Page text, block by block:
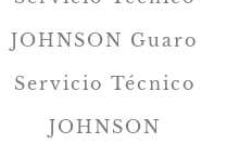
JOHNSON Guaro
Servicio Técnico
JOHNSON